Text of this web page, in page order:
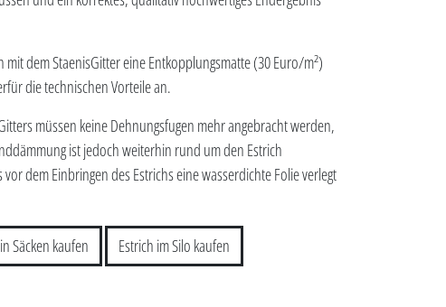
mit dem StaenisGitter eine Entkopplungsmatte (30 Euro/m²)
die technischen Vorteile an.
müssen keine Dehnungsfugen mehr angebracht werden,
ist jedoch weiterhin rund um den Estrich
dem Einbringen des Estrichs eine wasserdichte Folie verlegt
Säcken kaufen Estrich im Silo kaufen